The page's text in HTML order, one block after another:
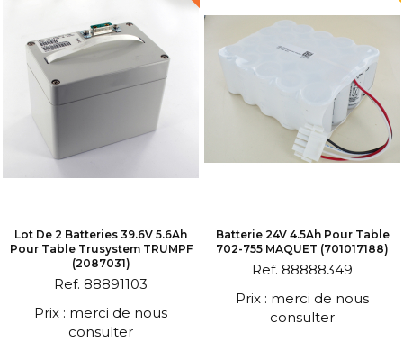
Lot De 2 Batteries 39.6V 5.6Ah
Pour Table Trusystem TRUMPF
(2087031)
Ref. 88891103
Prix : merci de nous
consulter
Batterie 24V 4.5Ah Pour Table
702-755 MAQUET (701017188)
Ref. 88888349
Prix : merci de nous
consulter